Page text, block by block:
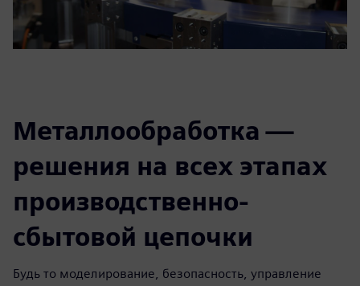
Металлообработка —
решения на всех этапах
производственно-
сбытовой цепочки
Будь то моделирование, безопасность, управление